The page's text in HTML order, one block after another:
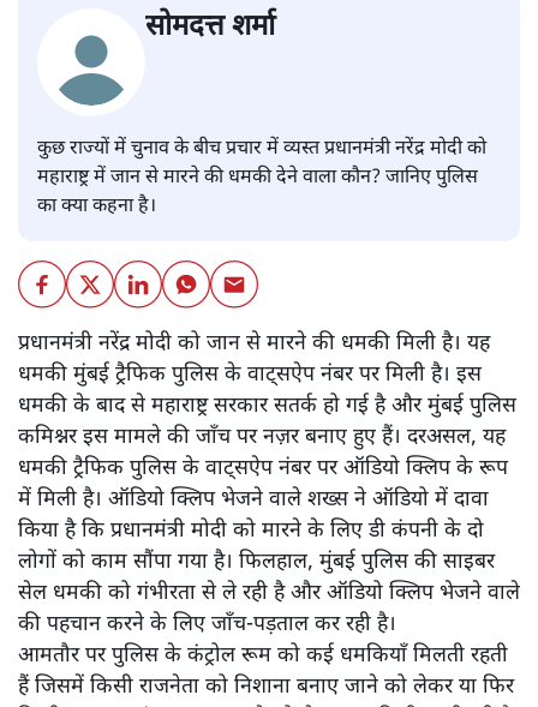
सोमदत्त शर्मा
कुछ राज्यों में चुनाव के बीच प्रचार में व्यस्त प्रधानमंत्री नरेंद्र मोदी को
महाराष्ट्र में जान से मारने की धमकी देने वाला कौन? जानिए पुलिस
का क्या कहना है।
प्रधानमंत्री नरेंद्र मोदी को जान से मारने की धमकी मिली है। यह
धमकी मुंबई ट्रैफिक पुलिस के वाट्सऐप नंबर पर मिली है। इस
धमकी के बाद से महाराष्ट्र सरकार सतर्क हो गई है और मुंबई पुलिस
कमिश्नर इस मामले की जाँच पर नज़र बनाए हुए हैं। दरअसल, यह
धमकी ट्रैफिक पुलिस के वाट्सऐप नंबर पर ऑडियो क्लिप के रूप
में मिली है। ऑडियो क्लिप भेजने वाले शख्स ने ऑडियो में दावा
किया है कि प्रधानमंत्री मोदी को मारने के लिए डी कंपनी के दो
लोगों को काम सौंपा गया है। फिलहाल, मुंबई पुलिस की साइबर
सेल धमकी को गंभीरता से ले रही है और ऑडियो क्लिप भेजने वाले
की पहचान करने के लिए जाँच-पड़ताल कर रही है।
आमतौर पर पुलिस के कंट्रोल रूम को कई धमकियाँ मिलती रहती
हैं जिसमें किसी राजनेता को निशाना बनाए जाने को लेकर या फिर